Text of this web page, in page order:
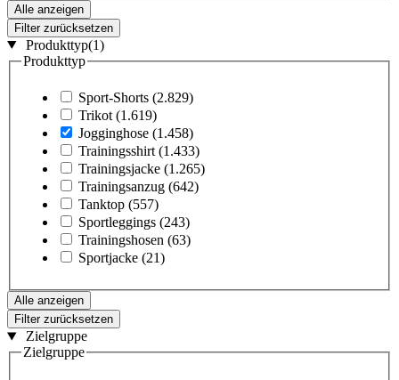
Alle anzeigen
Filter zurücksetzen
Produkttyp(1)
Produkttyp
Sport-Shorts (2.829)
Trikot (1.619)
Jogginghose (1.458)
Trainingsshirt (1.433)
Trainingsjacke (1.265)
Trainingsanzug (642)
Tanktop (557)
Sportleggings (243)
Trainingshosen (63)
Sportjacke (21)
Alle anzeigen
Filter zurücksetzen
Zielgruppe
Zielgruppe